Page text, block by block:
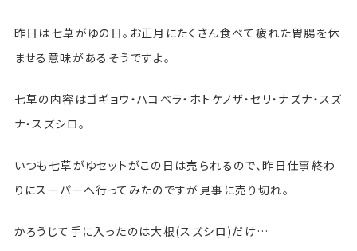
昨日は七草がゆの日。お正月にたくさん食べて疲れた胃腸を休
ませる意味があるそうですよ。
七草の内容はゴギョウ・ハコベラ・ホトケノザ・セリ・ナズナ・スズ
ナ・スズシロ。
いつも七草がゆセットがこの日は売られるので、昨日仕事終わ
りにスーパーへ行ってみたのですが見事に売り切れ。
かろうじて手に入ったのは大根(スズシロ)だけ…